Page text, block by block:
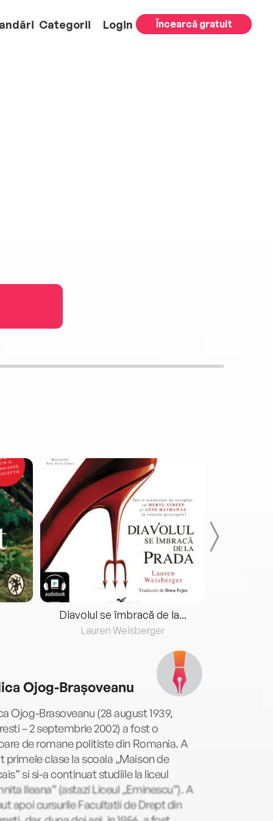
Categorii Login Încearcă gratuit
Diavolul se îmbracă de la...
Lauren Weisberger
Ojog-Brașoveanu
Ojog-Brasoveanu (28 august 1939,
– 2 septembrie 2002) a fost o
de romane politiste din Romania. A
primele clase la scoala „Maison de
si si-a continuat studiile la liceul
Ileana” (astazi Liceul „Eminescu”). A
apoi cursurile Facultatii de Drept din